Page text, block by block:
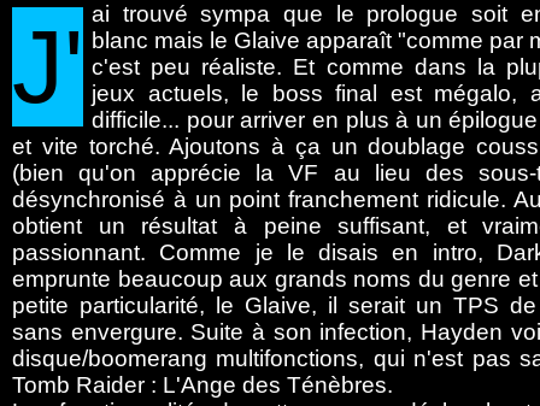
J' ai trouvé sympa que le prologue soit
blanc mais le Glaive apparaît "comme par
c'est peu réaliste. Et comme dans la
jeux actuels, le boss final est mégalo,
difficile... pour arriver en plus à un
et vite torché. Ajoutons à ça un doublage
(bien qu'on apprécie la VF au lieu des sous-
désynchronisé à un point franchement ridicule.
obtient un résultat à peine suffisant, et
passionnant. Comme je le disais en intro,
emprunte beaucoup aux grands noms du genre
petite particularité, le Glaive, il serait un TPS
sans envergure. Suite à son infection, Hayden
disque/boomerang multifonctions, qui n'est pas
Tomb Raider : L'Ange des Ténèbres.